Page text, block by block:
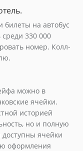
на автобус
330 000
номер. Колл-
можно в
ячейки.
историей
но и полную
доступны ячейки
оформления